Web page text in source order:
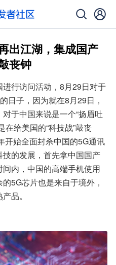
出江湖，集成国产
丧钟
行访问活动，8月29日对于
日子，因为就在8月29日，
于中国来说是一个“扬眉吐
在给美国的“科技战”敲丧
开始全面封杀中国的5G通讯
的发展，首先拿中国国产
内，中国的高端手机使用
5G芯片也是来自于境外，
品。